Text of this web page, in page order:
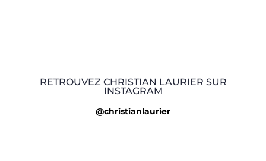
RETROUVEZ CHRISTIAN LAURIER SUR
INSTAGRAM
@christianlaurier